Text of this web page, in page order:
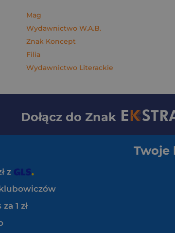
Mag
Wydawnictwo W.A.B.
Znak Koncept
Filia
Wydawnictwo Literackie
Dołącz do Znak
Twoje
z
1 zł